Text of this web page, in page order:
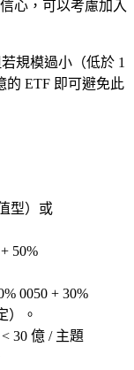
心，可以考慮加入
規模過小（低於 1
的 ETF 即可避免此
型）或
50%
0050 + 30%
）。
30 億 / 主題